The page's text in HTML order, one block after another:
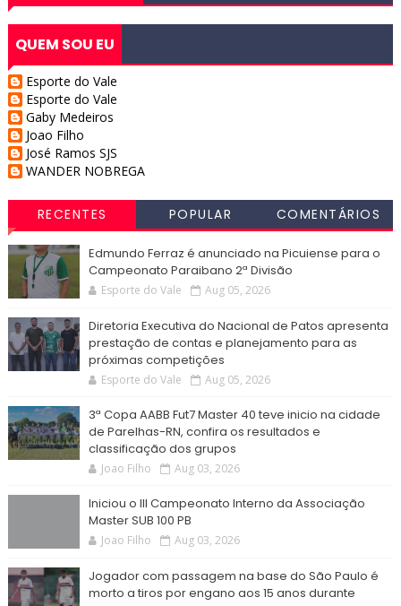
QUEM SOU EU
Esporte do Vale
Esporte do Vale
Gaby Medeiros
Joao Filho
José Ramos SJS
WANDER NOBREGA
RECENTES POPULAR COMENTÁRIOS
Edmundo Ferraz é anunciado na Picuiense para o
Campeonato Paraibano 2ª Divisão
Esporte do Vale Aug 05, 2026
Diretoria Executiva do Nacional de Patos apresenta
prestação de contas e planejamento para as
próximas competições
Esporte do Vale Aug 05, 2026
3ª Copa AABB Fut7 Master 40 teve inicio na cidade
de Parelhas-RN, confira os resultados e
classificação dos grupos
Joao Filho Aug 03, 2026
Iniciou o III Campeonato Interno da Associação
Master SUB 100 PB
Joao Filho Aug 03, 2026
Jogador com passagem na base do São Paulo é
morto a tiros por engano aos 15 anos durante